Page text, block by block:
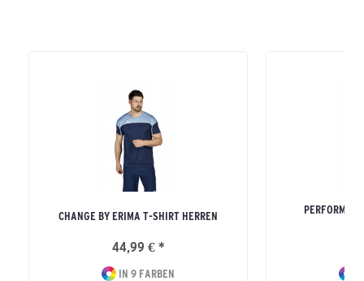
CHANGE BY ERIMA T-SHIRT HERREN
44,99 € *
IN 9 FARBEN